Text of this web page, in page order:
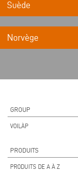
Suède
Norvège
GROUP
VOILÀP
PRODUITS
PRODUITS DE A À Z